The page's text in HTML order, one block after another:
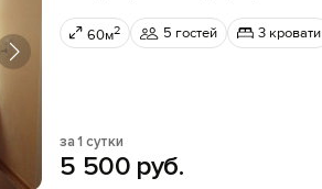
60м2 5 гостей 3 кровати
за 1 сутки
5 500 руб.